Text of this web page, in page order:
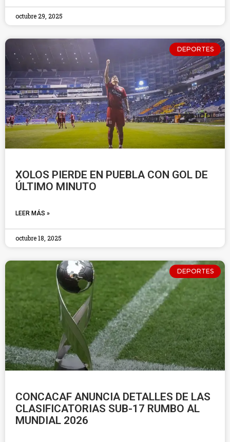
octubre 29, 2025
DEPORTES
XOLOS PIERDE EN PUEBLA CON GOL DE
ÚLTIMO MINUTO
LEER MÁS »
octubre 18, 2025
DEPORTES
CONCACAF ANUNCIA DETALLES DE LAS
CLASIFICATORIAS SUB-17 RUMBO AL
MUNDIAL 2026